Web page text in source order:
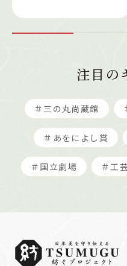
注目の
＃三の丸尚蔵館
＃あをによし賞
＃国立劇場 ＃工